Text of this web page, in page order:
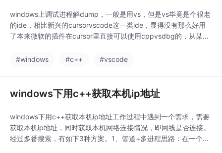
windows上调试进程解dump，一般是用vs，但是vs毕竟是个很老
的ide，相比新兴的cursorvscode这一类ide，显得没有那么好用
了本来微软的插件在cursor里直接可以使用cppvsdbg的，从某个
r里使用会有报错和提示所以cursor里调试c++，很多都转向了用c
#windows #c++ #vscode
windows下用c++获取本机ip地址
windows下用c++获取本机ip地址工作过程中遇到一个需求，需要
获取本机ip地址，同时获取本机网络连接情况，即网线是否连接。
经过多番搜索，有如下3种方案。1、管道+多进程思路：在一个c